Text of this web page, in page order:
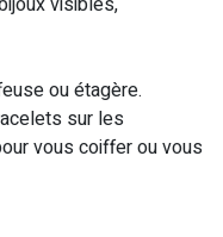
ou étagère.
sur les
vous coiffer ou vous